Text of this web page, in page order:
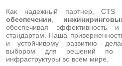
Как надежный партнер, CTS
обеспечении
обеспечивая эффективность и
стандартам. Наша
и устойчивому развитию
выбором для решений по
инфраструктуры во всем мире.